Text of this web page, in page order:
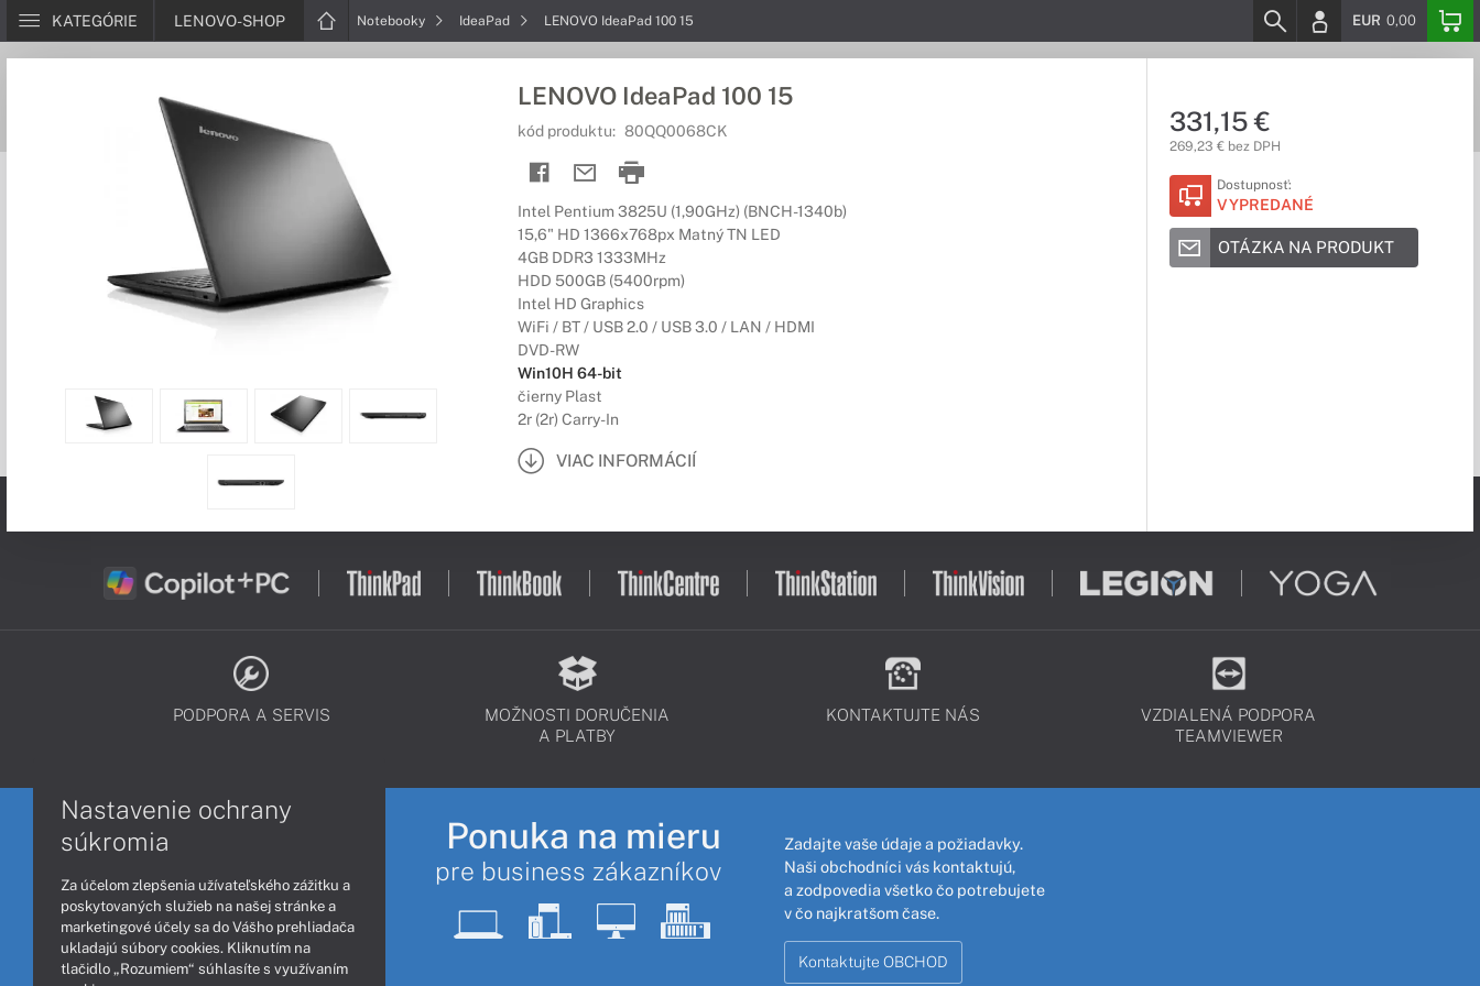
KATEGÓRIE LENOVO-SHOP Notebooky IdeaPad LENOVO IdeaPad 100 15 EUR 0,00
LENOVO IdeaPad 100 15
kód produktu: 80QQ0068CK
Intel Pentium 3825U (1,90GHz) (BNCH-1340b)
15,6" HD 1366x768px Matný TN LED
4GB DDR3 1333MHz
HDD 500GB (5400rpm)
Intel HD Graphics
WiFi / BT / USB 2.0 / USB 3.0 / LAN / HDMI
DVD-RW
Win10H 64-bit
čierny Plast
2r (2r) Carry-In
VIAC INFORMÁCIÍ
331,15 €
269,23 € bez DPH
Dostupnosť:
VYPREDANÉ
OTÁZKA NA PRODUKT
PODPORA A SERVIS
MOŽNOSTI DORUČENIA
A PLATBY
KONTAKTUJTE NÁS
VZDIALENÁ PODPORA
TEAMVIEWER
Ponuka na mieru
pre business zákazníkov
Zadajte vaše údaje a požiadavky.
Naši obchodníci vás kontaktujú,
a zodpovedia všetko čo potrebujete
v čo najkratšom čase.
Kontaktujte OBCHOD
Nastavenie ochrany
súkromia
Za účelom zlepšenia užívateľského zážitku a
poskytovaných služieb na našej stránke a
marketingové účely sa do Vášho prehliadača
ukladajú súbory cookies. Kliknutím na
tlačidlo „Rozumiem“ súhlasíte s využívaním